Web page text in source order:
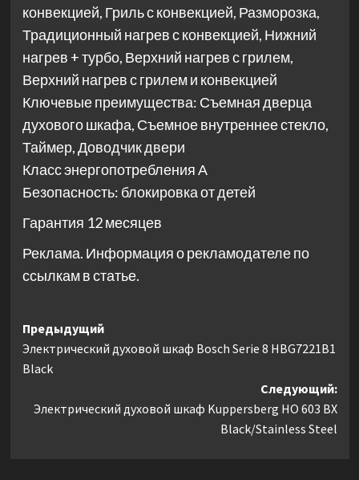
конвекцией, Гриль с конвекцией, Разморозка,
Традиционный нагрев с конвекцией, Нижний
нагрев + турбо, Верхний нагрев с грилем,
Верхний нагрев с грилем и конвекцией
Ключевые преимущества: Съемная дверца
духового шкафа, Съемное внутреннее стекло,
Таймер, Доводчик двери
Класс энергопотребления А
Безопасность: блокировка от детей
Гарантия 12 месяцев
Реклама. Информация о рекламодателе по
ссылкам в статье.
Навигация
записи
Предыдущий
Электрический духовой шкаф Bosch Serie 8 HBG7221B1
Black
Следующий:
Электрический духовой шкаф Kuppersberg HO 603 BX
Black/Stainless Steel